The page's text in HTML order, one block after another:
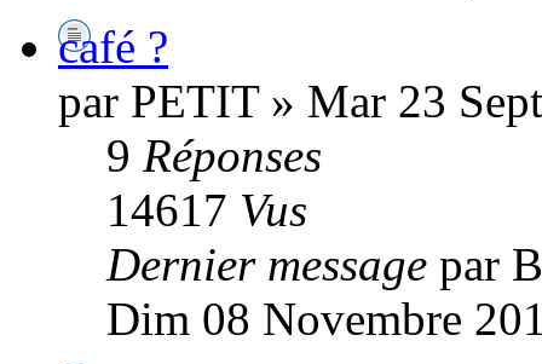
café ?
par PETIT » Mar 23
9 Réponses
14617 Vus
Dernier message par
Dim 08 Novembre